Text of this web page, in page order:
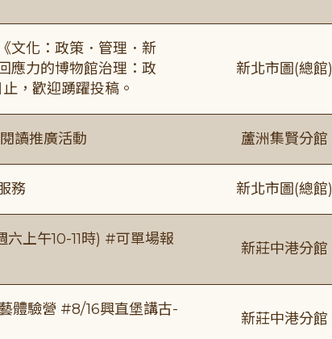
文化：政策．管理．新
應力的博物館治理：政
，歡迎踴躍投稿。
新北市圖(總館)
讀推廣活動 蘆洲集賢分館
務 新北市圖(總館)
六上午10-11時) #可單場報
新莊中港分館
體驗營 #8/16興直堡講古-
新莊中港分館